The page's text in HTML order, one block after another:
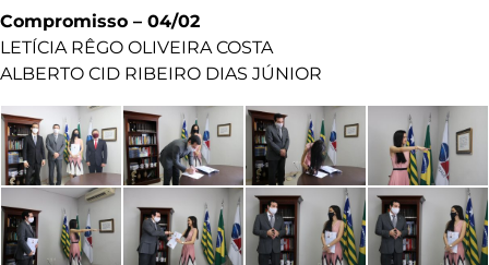
Compromisso – 04/02
LETÍCIA RÊGO OLIVEIRA COSTA
ALBERTO CID RIBEIRO DIAS JÚNIOR